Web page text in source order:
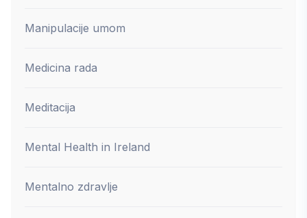
Manipulacije umom
Medicina rada
Meditacija
Mental Health in Ireland
Mentalno zdravlje